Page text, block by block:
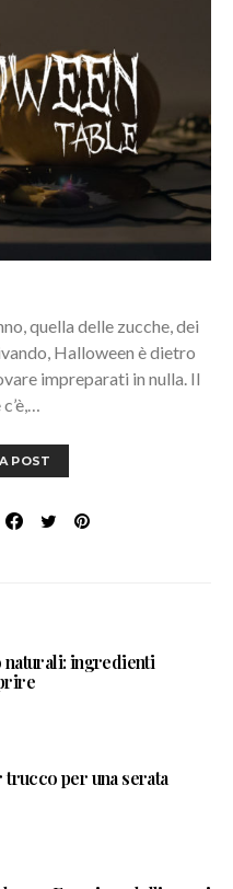
quella delle zucche, dei
Halloween è dietro
impreparati in nulla. Il
POST
naturali: ingredienti
per una serata